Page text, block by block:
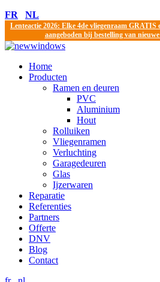
FR
NL
Lenteactie 2026: Elke 4de vliegenraam
aangeboden bij bestelling van
Home
Producten
Ramen en deuren
PVC
Aluminium
Hout
Rolluiken
Vliegenramen
Verluchting
Garagedeuren
Glas
Ijzerwaren
Reparatie
Referenties
Partners
Offerte
DNV
Blog
Contact